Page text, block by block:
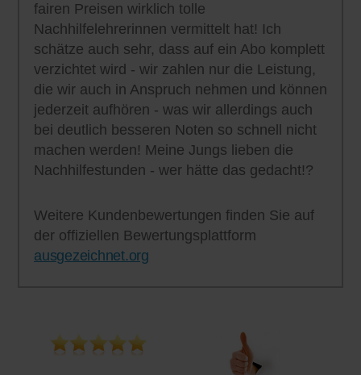
fairen Preisen wirklich tolle
Nachhilfelehrerinnen vermittelt hat! Ich
schätze auch sehr, dass auf ein Abo komplett
verzichtet wird - wir zahlen nur die Leistung,
die wir auch in Anspruch nehmen und können
jederzeit aufhören - was wir allerdings auch
bei deutlich besseren Noten so schnell nicht
machen werden! Meine Jungs lieben die
Nachhilfestunden - wer hätte das gedacht!?
Weitere Kundenbewertungen finden Sie auf
der offiziellen Bewertungsplattform
ausgezeichnet.org